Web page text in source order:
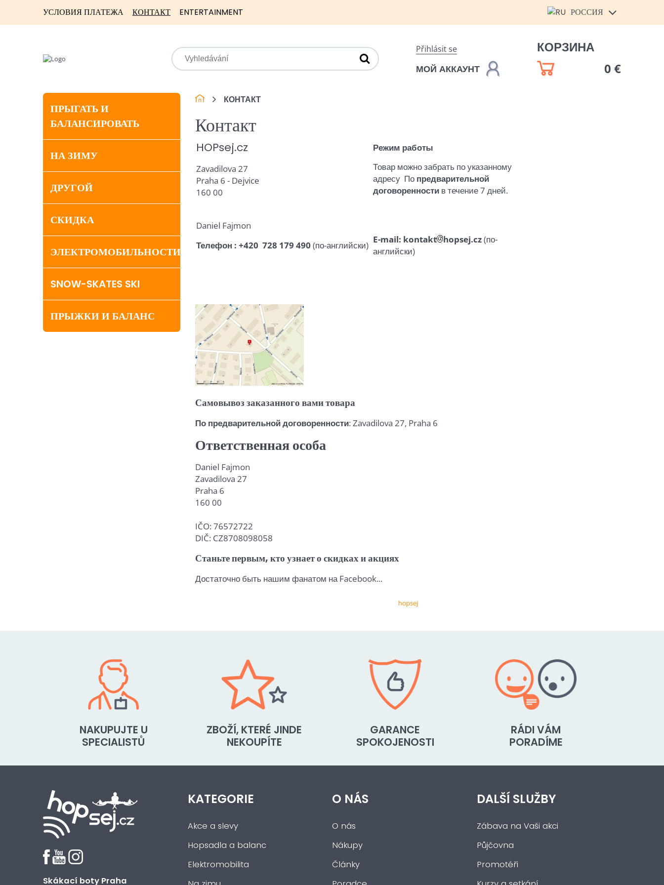
УСЛОВИЯ ПЛАТЕЖА КОНТАКТ ENTERTAINMENT РОССИЯ
Přihlásit se
МОЙ АККАУНТ
КОРЗИНА
0 €
ПРЫГАТЬ И
БАЛАНСИРОВАТЬ
НА ЗИМУ
ДРУГОЙ
СКИДКА
ЭЛЕКТРОМОБИЛЬНОСТИ
SNOW-SKATES SKI
ПРЫЖКИ И БАЛАНС
КОНТАКТ
Контакт
HOPsej.cz
Zavadilova 27
Praha 6 - Dejvice
160 00
Режим работы
Товар можно забрать по указанному
адресу По предварительной
договоренностив течение 7 дней.
Daniel Fajmon
Телефон : +420 728 179 490 (по-английски)
E-mail: kontakt hopsej.cz(по-
английски)
Самовывоз заказанного вами товара
По предварительной договоренности: Zavadilova 27, Praha 6
Ответственная особа
Daniel Fajmon
Zavadilova 27
Praha 6
160 00
IČO: 76572722
DIČ: CZ8708098058
Станьте первым, кто узнает о скидках и акциях
Достаточно быть нашим фанатом на Facebook...
hopsej
NAKUPUJTE U
SPECIALISTŮ
ZBOŽÍ, KTERÉ JINDE
NEKOUPÍTE
GARANCE
SPOKOJENOSTI
RÁDI VÁM
PORADÍME
Skákací boty Praha
KATEGORIE
Akce a slevy
Hopsadla a balanc
Elektromobilita
O NÁS
O nás
Nákupy
Články
DALŠÍ SLUŽBY
Zábava na Vaši akci
Půjčovna
Promotéři